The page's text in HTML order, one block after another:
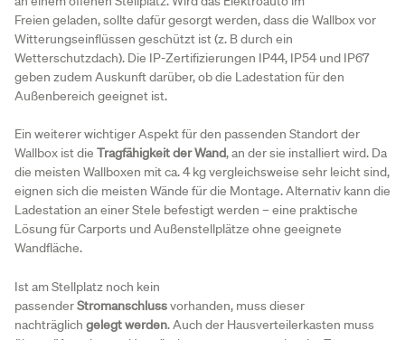
Freien geladen, sollte dafür gesorgt werden, dass die Wallbox vor
Witterungseinflüssen geschützt ist (z. B durch ein
Wetterschutzdach). Die IP-Zertifizierungen IP44, IP54 und IP67
geben zudem Auskunft darüber, ob die Ladestation für den
Außenbereich geeignet ist.
Ein weiterer wichtiger Aspekt für den passenden Standort der
Wallbox ist die Tragfähigkeit der Wand, an der sie installiert wird. Da
die meisten Wallboxen mit ca. 4 kg vergleichsweise sehr leicht sind,
eignen sich die meisten Wände für die Montage. Alternativ kann die
Ladestation an einer Stele befestigt werden – eine praktische
Lösung für Carports und Außenstellplätze ohne geeignete
Wandfläche.
Ist am Stellplatz noch kein
passenderStromanschlussvorhanden, muss dieser
nachträglich gelegt werden. Auch der Hausverteilerkasten muss